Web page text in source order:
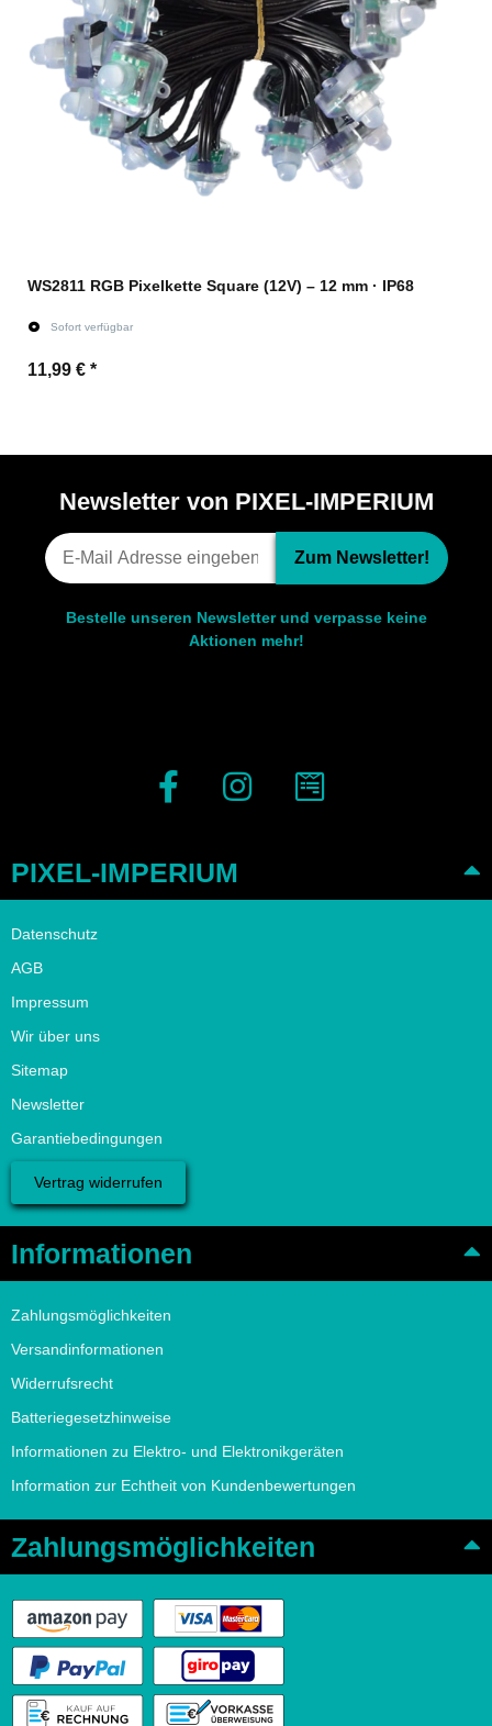
WS2811 RGB Pixelkette Square (12V) – 12 mm · IP68
Sofort verfügbar
11,99 € *
Newsletter von PIXEL-IMPERIUM
Zum Newsletter!
Bestelle unseren Newsletter und verpasse keine
Aktionen mehr!
PIXEL-IMPERIUM
Datenschutz
AGB
Impressum
Wir über uns
Sitemap
Newsletter
Garantiebedingungen
Vertrag widerrufen
Informationen
Zahlungsmöglichkeiten
Versandinformationen
Widerrufsrecht
Batteriegesetzhinweise
Informationen zu Elektro- und Elektronikgeräten
Information zur Echtheit von Kundenbewertungen
Zahlungsmöglichkeiten